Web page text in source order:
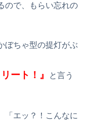
ので、もらい忘れの
ぼちゃ型の提灯がぶ
ート！』
と言う
「エッ？！こんなに